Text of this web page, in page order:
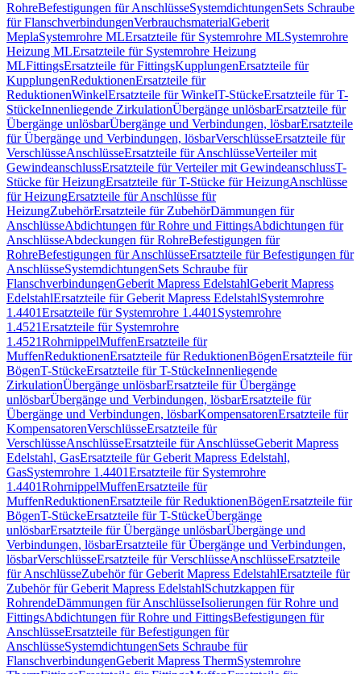
RohreBefestigungen für AnschlüsseSystemdichtungenSets Schraube
für FlanschverbindungenVerbrauchsmaterialGeberit
MeplaSystemrohre MLErsatzteile für Systemrohre MLSystemrohre
Heizung MLErsatzteile für Systemrohre Heizung
MLFittingsErsatzteile für FittingsKupplungenErsatzteile für
KupplungenReduktionenErsatzteile für
ReduktionenWinkelErsatzteile für WinkelT-StückeErsatzteile für T-
StückeInnenliegende ZirkulationÜbergänge unlösbarErsatzteile für
Übergänge unlösbarÜbergänge und Verbindungen, lösbarErsatzteile
für Übergänge und Verbindungen, lösbarVerschlüsseErsatzteile für
VerschlüsseAnschlüsseErsatzteile für AnschlüsseVerteiler mit
GewindeanschlussErsatzteile für Verteiler mit GewindeanschlussT-
Stücke für HeizungErsatzteile für T-Stücke für HeizungAnschlüsse
für HeizungErsatzteile für Anschlüsse für
HeizungZubehörErsatzteile für ZubehörDämmungen für
AnschlüsseAbdichtungen für Rohre und FittingsAbdichtungen für
AnschlüsseAbdeckungen für RohreBefestigungen für
RohreBefestigungen für AnschlüsseErsatzteile für Befestigungen für
AnschlüsseSystemdichtungenSets Schraube für
FlanschverbindungenGeberit Mapress EdelstahlGeberit Mapress
EdelstahlErsatzteile für Geberit Mapress EdelstahlSystemrohre
1.4401Ersatzteile für Systemrohre 1.4401 Systemrohre
1.4521Ersatzteile für Systemrohre
1.4521RohrnippelMuffenErsatzteile für
MuffenReduktionenErsatzteile für ReduktionenBögenErsatzteile für
BögenT-StückeErsatzteile für T-StückeInnenliegende
ZirkulationÜbergänge unlösbarErsatzteile für Übergänge
unlösbarÜbergänge und Verbindungen, lösbarErsatzteile für
Übergänge und Verbindungen, lösbarKompensatorenErsatzteile für
KompensatorenVerschlüsseErsatzteile für
VerschlüsseAnschlüsseErsatzteile für AnschlüsseGeberit Mapress
Edelstahl, GasErsatzteile für Geberit Mapress Edelstahl,
GasSystemrohre 1.4401Ersatzteile für Systemrohre
1.4401RohrnippelMuffenErsatzteile für
MuffenReduktionenErsatzteile für ReduktionenBögenErsatzteile für
BögenT-StückeErsatzteile für T-StückeÜbergänge
unlösbarErsatzteile für Übergänge unlösbarÜbergänge und
Verbindungen, lösbarErsatzteile für Übergänge und Verbindungen,
lösbarVerschlüsseErsatzteile für VerschlüsseAnschlüsseErsatzteile
für AnschlüsseZubehör für Geberit Mapress EdelstahlErsatzteile für
Zubehör für Geberit Mapress EdelstahlSchutzkappen für
RohrendeDämmungen für AnschlüsseIsolierungen für Rohre und
FittingsAbdichtungen für Rohre und FittingsBefestigungen für
AnschlüsseErsatzteile für Befestigungen für
AnschlüsseSystemdichtungenSets Schraube für
FlanschverbindungenGeberit Mapress ThermSystemrohre